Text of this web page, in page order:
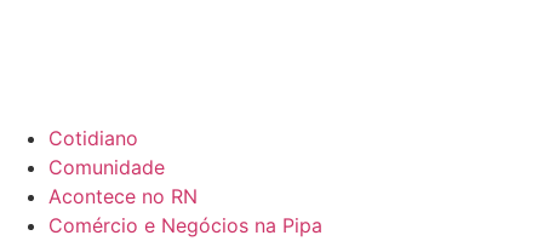
Cotidiano
Comunidade
Acontece no RN
Comércio e Negócios na Pipa